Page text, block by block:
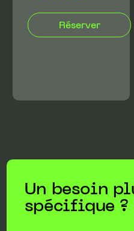
Un besoin
spécifique ?